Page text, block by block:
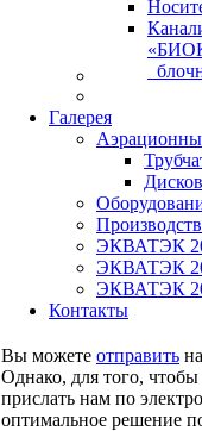
Галерея
ЭКВАТЭК
ЭКВАТЭК
ЭКВАТЭК
Контакты
Вы можете отправить
Однако, для того,
прислать нам по
оптимальное решение